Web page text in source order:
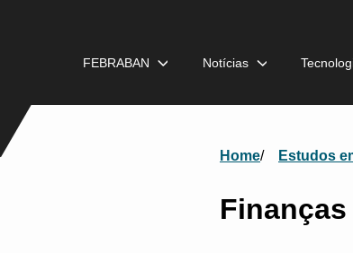
FEBRABAN Notícias
Home Estudos